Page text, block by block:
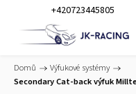
+420723445805
Domů / Výfukové systémy /
Secondary Cat-back výfuk